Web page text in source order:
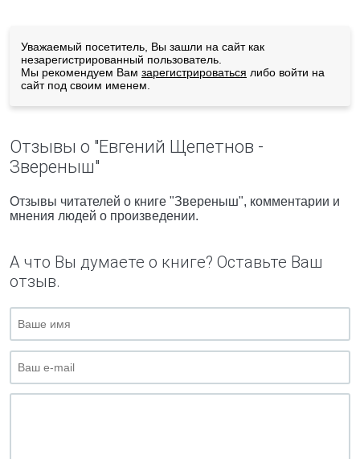
Уважаемый посетитель, Вы зашли на сайт как
незарегистрированный пользователь.
Мы рекомендуем Вам зарегистрироваться либо войти на
сайт под своим именем.
Отзывы о "Евгений Щепетнов -
Звереныш"
Отзывы читателей о книге "Звереныш", комментарии и
мнения людей о произведении.
А что Вы думаете о книге? Оставьте Ваш
отзыв.